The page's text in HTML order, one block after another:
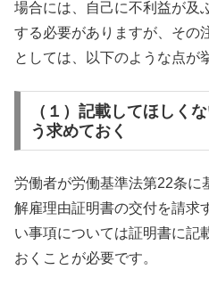
場合には、自己に不利益が及
する必要がありますが、その
としては、以下のような点が
（１）記載してほしく
う求めておく
労働者が労働基準法第22条に
解雇理由証明書の交付を請求
い事項については証明書に記
おくことが必要です。